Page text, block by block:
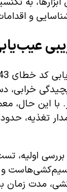
و
خرابی،
این حال،
تغذیه، حدود
اولیه،
و
مدت زمان